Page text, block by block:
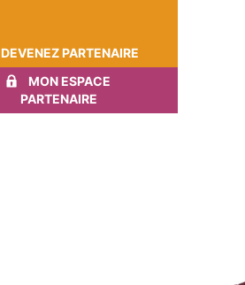
DEVENEZ PARTENAIRE
MON ESPACE
PARTENAIRE